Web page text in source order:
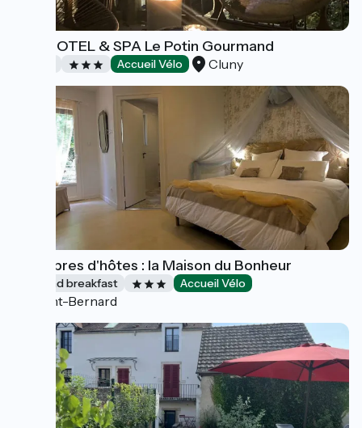
ART'HOTEL & SPA Le Potin Gourmand
Accueil Vélo Cluny
Chambres d'hôtes : la Maison du Bonheur
Bed and breakfast Accueil Vélo
Saint-Bernard